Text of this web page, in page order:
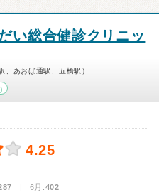
い総合健診クリニッ
、あおば通駅、五橋駅）
4.25
| 6月:402